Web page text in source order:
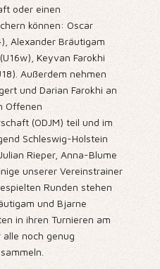
oder einen
können: Oscar
Alexander Bräutigam
Keyvan Farokhi
Außerdem nehmen
und Darian Farokhi an
Offenen
(ODJM) teil und im
Schleswig-Holstein
Rieper, Anna-Blume
unserer Vereinstrainer
Runden stehen
und Bjarne
in ihren Turnieren am
noch genug